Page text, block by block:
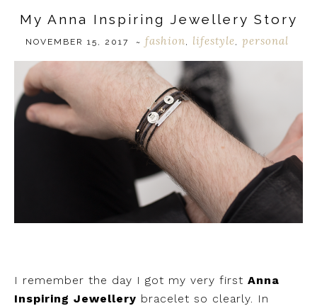
My Anna Inspiring Jewellery Story
NOVEMBER 15, 2017 ~ fashion, lifestyle, personal
I remember the day I got my very first Anna
Inspiring Jewellery bracelet so clearly. In